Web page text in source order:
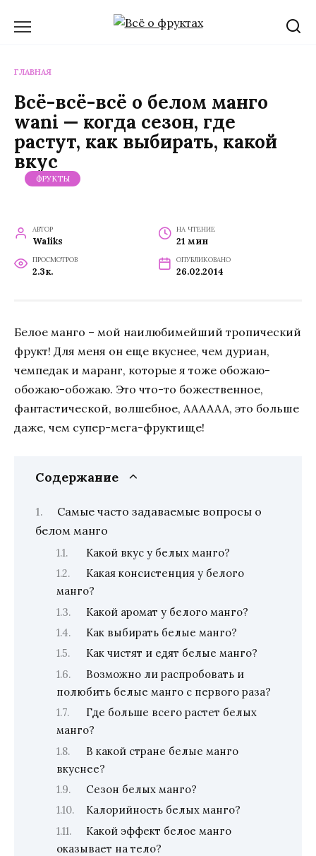
ГЛАВНАЯ
Всё-всё-всё о белом манго
wani — когда сезон, где
растут, как выбирать, какой
вкус
ФРУКТЫ
АВТОР
Waliks
НА ЧТЕНИЕ
21 мин
ПРОСМОТРОВ
2.3к.
ОПУБЛИКОВАНО
26.02.2014
Белое манго – мой наилюбимейший тропический
фрукт! Для меня он еще вкуснее, чем дуриан,
чемпедак и маранг, которые я тоже обожаю-
обожаю-обожаю. Это что-то божественное,
фантастической, волшебное, АААААА, это больше
даже, чем супер-мега-фруктище!
Содержание
Самые часто задаваемые вопросы о
белом манго
Какой вкус у белых манго?
Какая консистенция у белого
манго?
Какой аромат у белого манго?
Как выбирать белые манго?
Как чистят и едят белые манго?
Возможно ли распробовать и
полюбить белые манго с первого раза?
Где больше всего растет белых
манго?
В какой стране белые манго
вкуснее?
Сезон белых манго?
Калорийность белых манго?
Какой эффект белое манго
оказывает на тело?